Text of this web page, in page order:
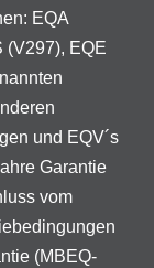
EQA
(V297), EQE
und EQV´s
Garantie
vom
(MBEQ-